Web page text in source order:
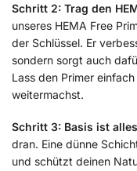
Schritt 2: Trag den
unseres HEMA Free
der Schlüssel. Er
sondern sorgt auch
Lass den Primer
weitermachst.
Schritt 3: Basis ist alles
dran. Eine dünne
und schützt deinen